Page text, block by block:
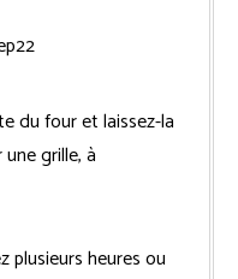
du four et laissez-la
grille, à
plusieurs heures ou